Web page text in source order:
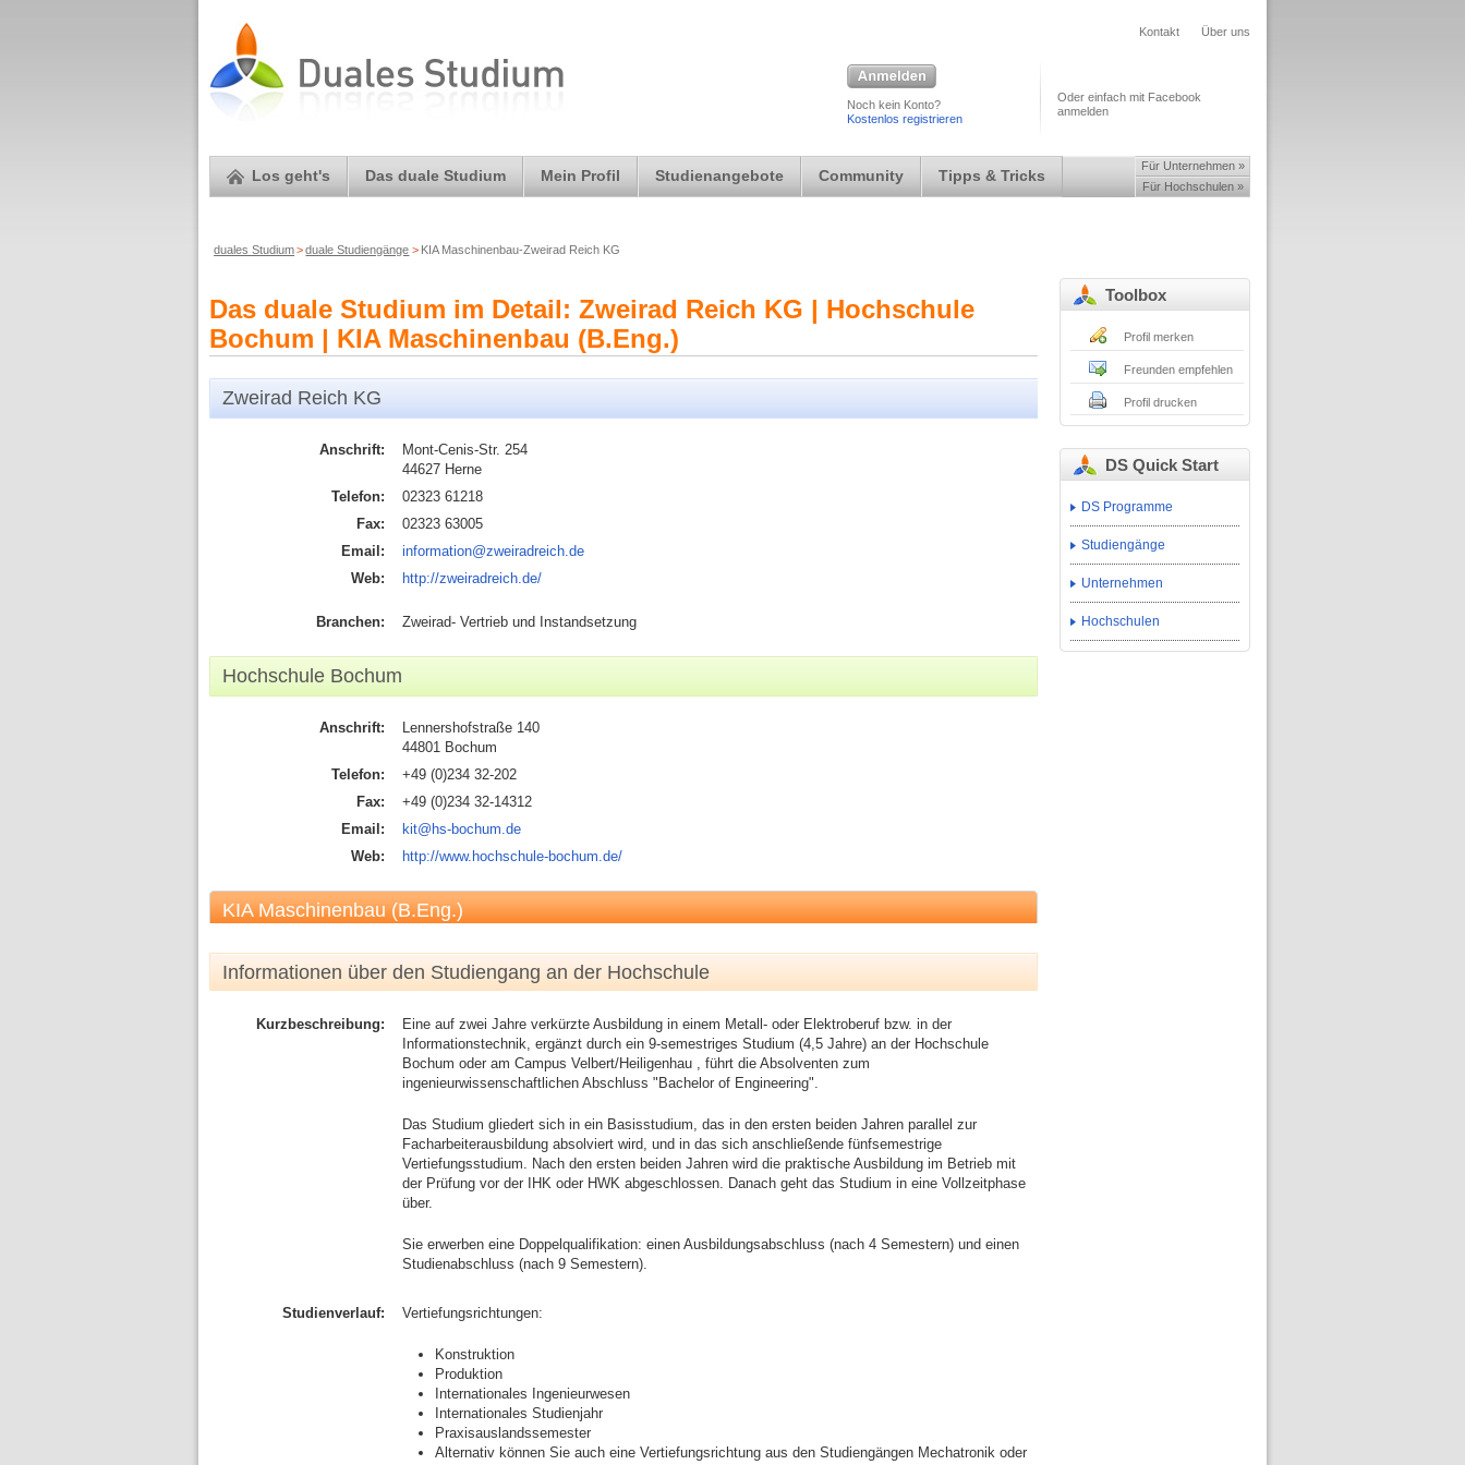
Kontakt Über uns
Noch kein Konto?
Kostenlos registrieren
Oder einfach mit Facebook
anmelden
Los geht's Das duale Studium Mein Profil Studienangebote Community Tipps & Tricks
Für Unternehmen »
Für Hochschulen »
duales Studium> duale Studiengänge > KIA Maschinenbau-Zweirad Reich KG
Das duale Studium im Detail: Zweirad Reich KG | Hochschule
Bochum | KIA Maschinenbau (B.Eng.)
Zweirad Reich KG
Anschrift:
Mont-Cenis-Str. 254
44627 Herne
Telefon:
02323 61218
Fax:
02323 63005
Email:
information@zweiradreich.de
Web:
http://zweiradreich.de/
Branchen: Zweirad- Vertrieb und Instandsetzung
Hochschule Bochum
Anschrift:
Lennershofstraße 140
44801 Bochum
Telefon:
+49 (0)234 32-202
Fax:
+49 (0)234 32-14312
Email:
kit@hs-bochum.de
Web:
http://www.hochschule-bochum.de/
KIA Maschinenbau (B.Eng.)
Informationen über den Studiengang an der Hochschule
Kurzbeschreibung:
Eine auf zwei Jahre verkürzte Ausbildung in einem Metall- oder Elektroberuf bzw. in der
Informationstechnik, ergänzt durch ein 9-semestriges Studium (4,5 Jahre) an der Hochschule
Bochum oder am Campus Velbert/Heiligenhau , führt die Absolventen zum
ingenieurwissenschaftlichen Abschluss "Bachelor of Engineering".
Das Studium gliedert sich in ein Basisstudium, das in den ersten beiden Jahren parallel zur
Facharbeiterausbildung absolviert wird, und in das sich anschließende fünfsemestrige
Vertiefungsstudium. Nach den ersten beiden Jahren wird die praktische Ausbildung im Betrieb mit
der Prüfung vor der IHK oder HWK abgeschlossen. Danach geht das Studium in eine Vollzeitphase
über.
Sie erwerben eine Doppelqualifikation: einen Ausbildungsabschluss (nach 4 Semestern) und einen
Studienabschluss (nach 9 Semestern).
Studienverlauf: Vertiefungsrichtungen:
Konstruktion
Produktion
Internationales Ingenieurwesen
Internationales Studienjahr
Praxisauslandssemester
Alternativ können Sie auch eine Vertiefungsrichtung aus den Studiengängen Mechatronik oder
Toolbox
Profil merken
Freunden empfehlen
Profil drucken
DS Quick Start
DS Programme
Studiengänge
Unternehmen
Hochschulen